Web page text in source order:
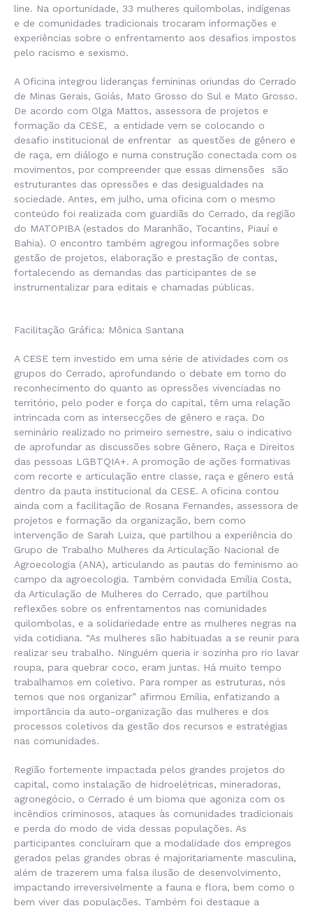
line. Na oportunidade, 33 mulheres quilombolas, indígenas
e de comunidades tradicionais trocaram informações e
experiências sobre o enfrentamento aos desafios impostos
pelo racismo e sexismo.
A Oficina integrou lideranças femininas oriundas do Cerrado
de Minas Gerais, Goiás, Mato Grosso do Sul e Mato Grosso.
De acordo com Olga Mattos, assessora de projetos e
formação da CESE, a entidade vem se colocando o
desafio institucional de enfrentar as questões de gênero e
de raça, em diálogo e numa construção conectada com os
movimentos, por compreender que essas dimensões são
estruturantes das opressões e das desigualdades na
sociedade. Antes, em julho, uma oficina com o mesmo
conteúdo foi realizada com guardiãs do Cerrado, da região
do MATOPIBA (estados do Maranhão, Tocantins, Piauí e
Bahia). O encontro também agregou informações sobre
gestão de projetos, elaboração e prestação de contas,
fortalecendo as demandas das participantes de se
instrumentalizar para editais e chamadas públicas.
Facilitação Gráfica: Mônica Santana
A CESE tem investido em uma série de atividades com os
grupos do Cerrado, aprofundando o debate em torno do
reconhecimento do quanto as opressões vivenciadas no
território, pelo poder e força do capital, têm uma relação
intrincada com as intersecções de gênero e raça. Do
seminário realizado no primeiro semestre, saiu o indicativo
de aprofundar as discussões sobre Gênero, Raça e Direitos
das pessoas LGBTQIA+. A promoção de ações formativas
com recorte e articulação entre classe, raça e gênero está
dentro da pauta institucional da CESE. A oficina contou
ainda com a facilitação de Rosana Fernandes, assessora de
projetos e formação da organização, bem como
intervenção de Sarah Luiza, que partilhou a experiência do
Grupo de Trabalho Mulheres da Articulação Nacional de
Agroecologia (ANA), articulando as pautas do feminismo ao
campo da agroecologia. Também convidada Emília Costa,
da Articulação de Mulheres do Cerrado, que partilhou
reflexões sobre os enfrentamentos nas comunidades
quilombolas, e a solidariedade entre as mulheres negras na
vida cotidiana. “As mulheres são habituadas a se reunir para
realizar seu trabalho. Ninguém queria ir sozinha pro rio lavar
roupa, para quebrar coco, eram juntas. Há muito tempo
trabalhamos em coletivo. Para romper as estruturas, nós
temos que nos organizar” afirmou Emília, enfatizando a
importância da auto-organização das mulheres e dos
processos coletivos da gestão dos recursos e estratégias
nas comunidades.
Região fortemente impactada pelos grandes projetos do
capital, como instalação de hidroelétricas, mineradoras,
agronegócio, o Cerrado é um bioma que agoniza com os
incêndios criminosos, ataques às comunidades tradicionais
e perda do modo de vida dessas populações. As
participantes concluíram que a modalidade dos empregos
gerados pelas grandes obras é majoritariamente masculina,
além de trazerem uma falsa ilusão de desenvolvimento,
impactando irreversivelmente a fauna e flora, bem como o
bem viver das populações. Também foi destaque a